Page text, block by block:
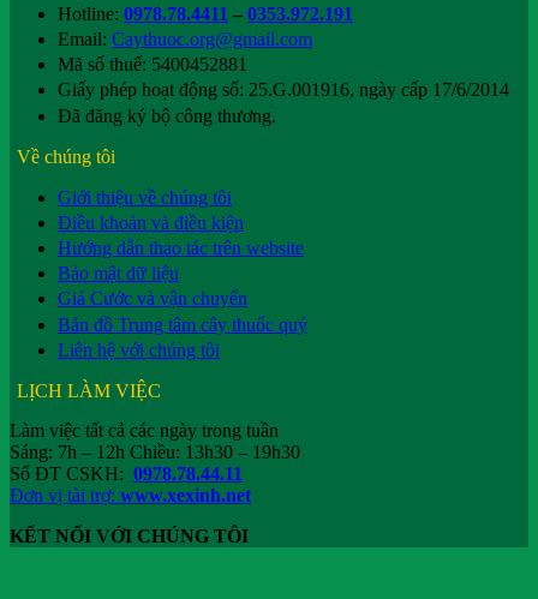
Hotline: 0978.78.4411 – 0353.972.191
Email: Caythuoc.org@gmail.com
Mã số thuế: 5400452881
Giấy phép hoạt động số: 25.G.001916, ngày cấp 17/6/2014
Đã đăng ký bộ công thương.
Về chúng tôi
Giới thiệu về chúng tôi
Điều khoản và điều kiện
Hướng dẫn thao tác trên website
Bảo mật dữ liệu
Giá Cước và vận chuyển
Bản đồ Trung tâm cây thuốc quý
Liên hệ với chúng tôi
LỊCH LÀM VIỆC
Làm việc tất cả các ngày trong tuần
Sáng: 7h – 12h Chiều: 13h30 – 19h30
Số ĐT CSKH: 0978.78.44.11
Đơn vị tài trợ: www.xexinh.net
KẾT NỐI VỚI CHÚNG TÔI